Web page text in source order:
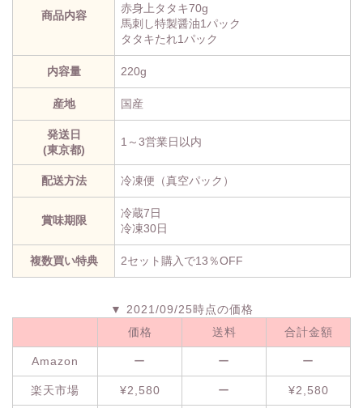
商品内容
赤身上タタキ70g
馬刺し特製醤油1パック
タタキたれ1パック
内容量 220g
産地 国産
発送日
(東京都)
1～3営業日以内
配送方法 冷凍便（真空パック）
賞味期限
冷蔵7日
冷凍30日
複数買い特典 2セット購入で13％OFF
▼ 2021/09/25時点の価格
価格
送料 合計金額
Amazon ー ー ー
楽天市場 ¥2,580 ー ¥2,580